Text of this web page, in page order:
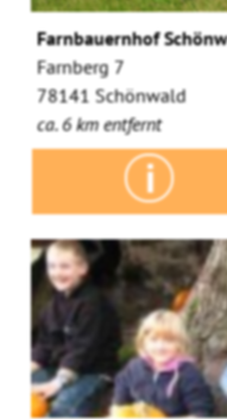
Farnbauernhof
Farnberg 7
78141 Schönwald
ca. 6 km entfernt